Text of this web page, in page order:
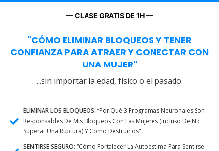
— CLASE GRATIS DE 1H —
"CÓMO ELIMINAR BLOQUEOS Y TENER
CONFIANZA PARA ATRAER Y CONECTAR CON
UNA MUJER"
...sin importar la edad, físico o el pasado.
ELIMINAR LOS BLOQUEOS: “Por Qué 3 Programas Neuronales Son
Responsables De Mis Bloqueos Con Las Mujeres (Incluso De No
Superar Una Ruptura) Y Cómo Destruirlos"
SENTIRSE SEGURO: “Cómo Fortalecer La Autoestima Para Sentirse